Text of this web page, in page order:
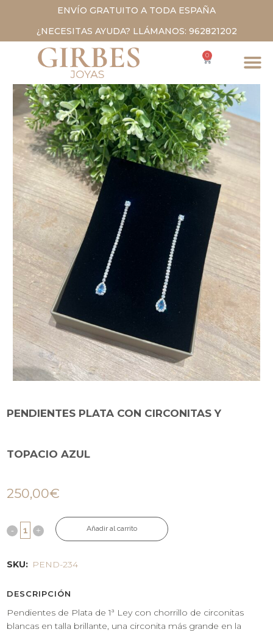
ENVÍO GRATUITO A TODA ESPAÑA
¿NECESITAS AYUDA? LLÁMANOS: 962821202
0
PENDIENTES PLATA CON CIRCONITAS Y
TOPACIO AZUL
250,00€
Añadir al carrito
SKU: PEND-234
DESCRIPCIÓN
Pendientes de Plata de 1ª Ley con chorrillo de circonitas
blancas en talla brillante, una circonita más grande en la